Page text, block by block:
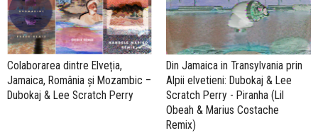
Colaborarea dintre Elveția,
Jamaica, România și Mozambic –
Dubokaj & Lee Scratch Perry
Din Jamaica in Transylvania prin
Alpii elvetieni: Dubokaj & Lee
Scratch Perry - Piranha (Lil
Obeah & Marius Costache
Remix)